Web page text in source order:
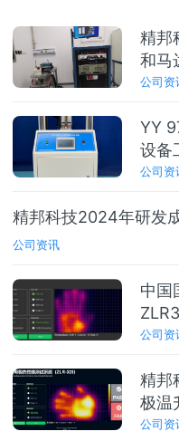
精邦
和马
功交
公司资
YY
设备
公司资
精邦科技2024年研发
公司资讯
中国
试仪
公司资
精邦
极温
西医
公司资